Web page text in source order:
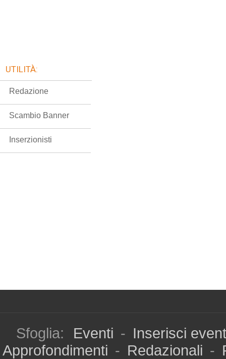
UTILITÀ:
Redazione
Scambio Banner
Inserzionisti
Sfoglia: Eventi - Inserisci
Approfondimenti - Redazionali -